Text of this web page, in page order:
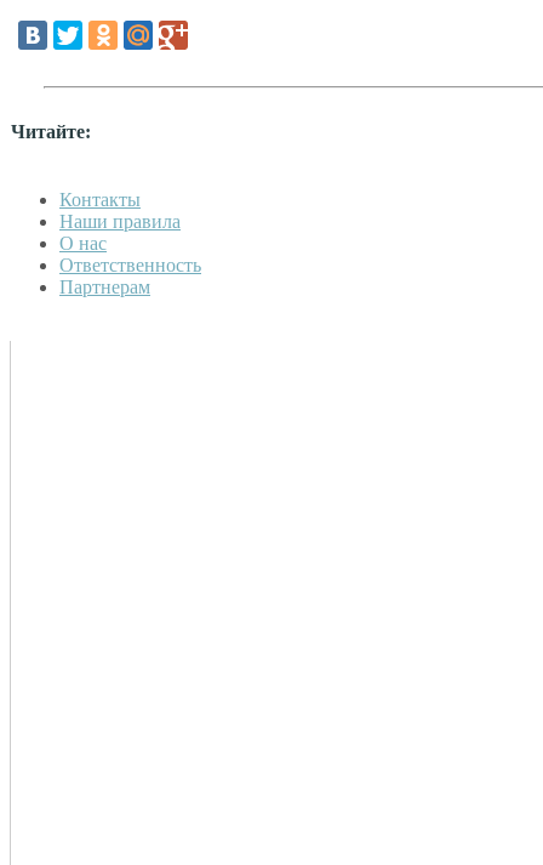
Читайте:
Контакты
Наши правила
О нас
Ответственность
Партнерам